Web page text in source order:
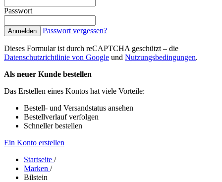
Passwort
Anmelden Passwort vergessen?
Dieses Formular ist durch reCAPTCHA geschützt – die
Datenschutzrichtlinie von Google und Nutzungsbedingungen.
Als neuer Kunde bestellen
Das Erstellen eines Kontos hat viele Vorteile:
Bestell- und Versandstatus ansehen
Bestellverlauf verfolgen
Schneller bestellen
Ein Konto erstellen
Startseite /
Marken /
Bilstein